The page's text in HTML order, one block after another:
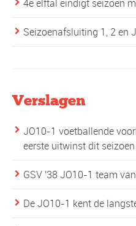
4e elftal eindigt seizoen
Seizoenafsluiting 1, 2 en
Verslagen
JO10-1 voetballende
eerste uitwinst dit seizoen
GSV '38 JO10-1 team
De JO10-1 kent de